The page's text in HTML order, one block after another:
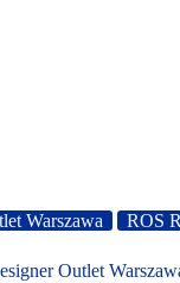
Warszawa ROS
Outlet